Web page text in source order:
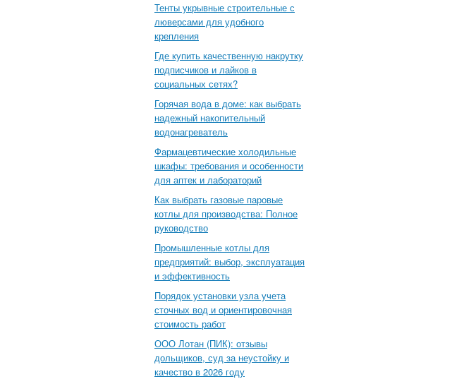
Тенты укрывные строительные с
люверсами для удобного
крепления
Где купить качественную накрутку
подписчиков и лайков в
социальных сетях?
Горячая вода в доме: как выбрать
надежный накопительный
водонагреватель
Фармацевтические холодильные
шкафы: требования и особенности
для аптек и лабораторий
Как выбрать газовые паровые
котлы для производства: Полное
руководство
Промышленные котлы для
предприятий: выбор, эксплуатация
и эффективность
Порядок установки узла учета
сточных вод и ориентировочная
стоимость работ
ООО Лотан (ПИК): отзывы
дольщиков, суд за неустойку и
качество в 2026 году